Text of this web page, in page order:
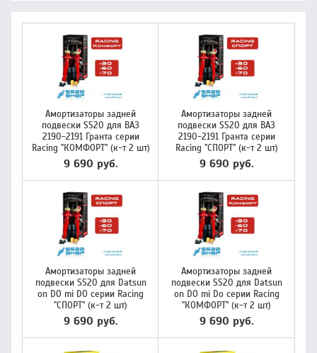
Амортизаторы задней
подвески SS20 для ВАЗ
2190-2191 Гранта серии
Racing "КОМФОРТ" (к-т 2 шт)
9 690 руб.
Амортизаторы задней
подвески SS20 для ВАЗ
2190-2191 Гранта серии
Racing "СПОРТ" (к-т 2 шт)
9 690 руб.
Амортизаторы задней
подвески SS20 для Datsun
on DO mi DO серии Racing
"СПОРТ" (к-т 2 шт)
9 690 руб.
Амортизаторы задней
подвески SS20 для Datsun
on DO mi Do серии Racing
"КОМФОРТ" (к-т 2 шт)
9 690 руб.